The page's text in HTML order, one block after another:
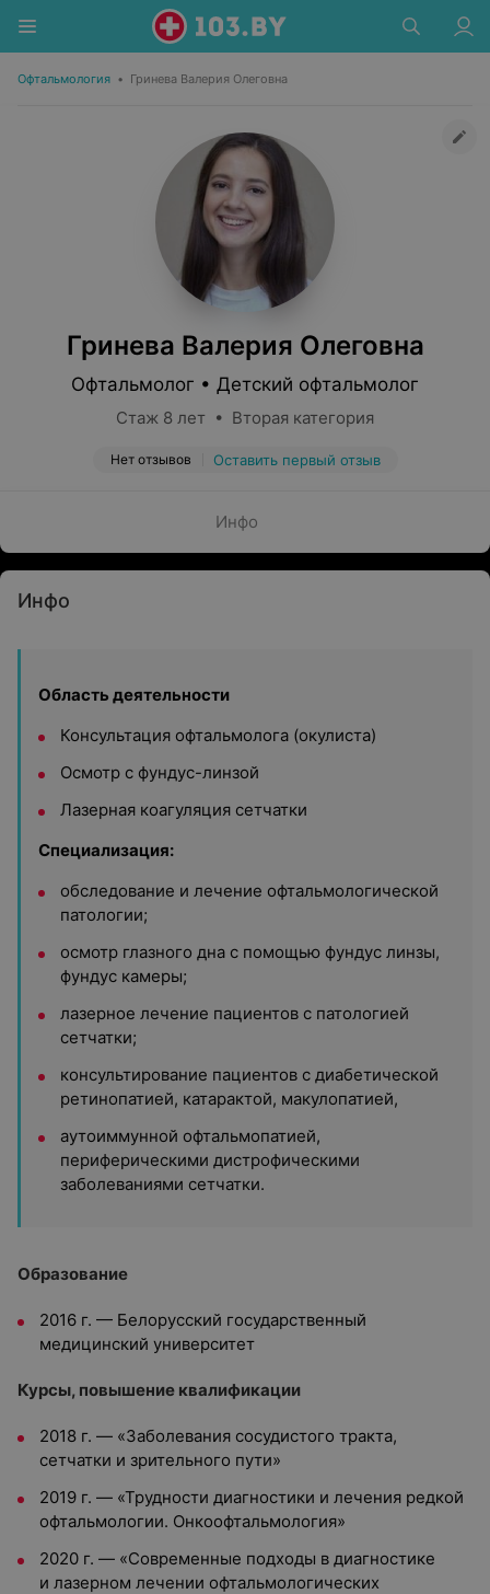
Офтальмология • Гринева Валерия Олеговна
Гринева Валерия Олеговна
Офтальмолог • Детский офтальмолог
Стаж 8 лет • Вторая категория
Нет отзывов Оставить первый отзыв
Инфо
Инфо
Область деятельности
Консультация офтальмолога (окулиста)
Осмотр с фундус-линзой
Лазерная коагуляция сетчатки
Специализация:
обследование и лечение офтальмологической
патологии;
осмотр глазного дна с помощью фундус линзы,
фундус камеры;
лазерное лечение пациентов с патологией
сетчатки;
консультирование пациентов с диабетической
ретинопатией, катарактой, макулопатией,
аутоиммунной офтальмопатией,
периферическими дистрофическими
заболеваниями сетчатки.
Образование
2016 г. — Белорусский государственный
медицинский университет
Курсы, повышение квалификации
2018 г. — «Заболевания сосудистого тракта,
сетчатки и зрительного пути»
2019 г. — «Трудности диагностики и лечения редкой
офтальмологии. Онкоофтальмология»
2020 г. — «Современные подходы в диагностике
и лазерном лечении офтальмологических